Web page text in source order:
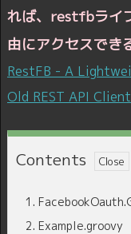
れば、restfbライ
由にアクセスでき
RestFB - A
Old REST API Client
Contents
1.
2. Example.groovy